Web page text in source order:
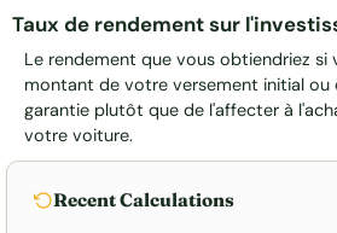
Taux de rendement sur
Le rendement que vous obtiendriez si
montant de votre versement initial
garantie plutôt que de l'affecter à
votre voiture.
Recent Calculations